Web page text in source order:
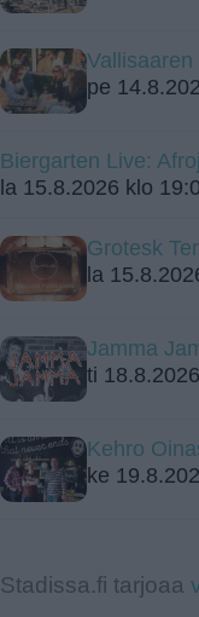
Vallisaaren
pe
Biergarten Live:
la 15.8.2026 klo
Grotesk
la
Jamma
ti
Kehro
ke
Stadissa.fi tarjoaa